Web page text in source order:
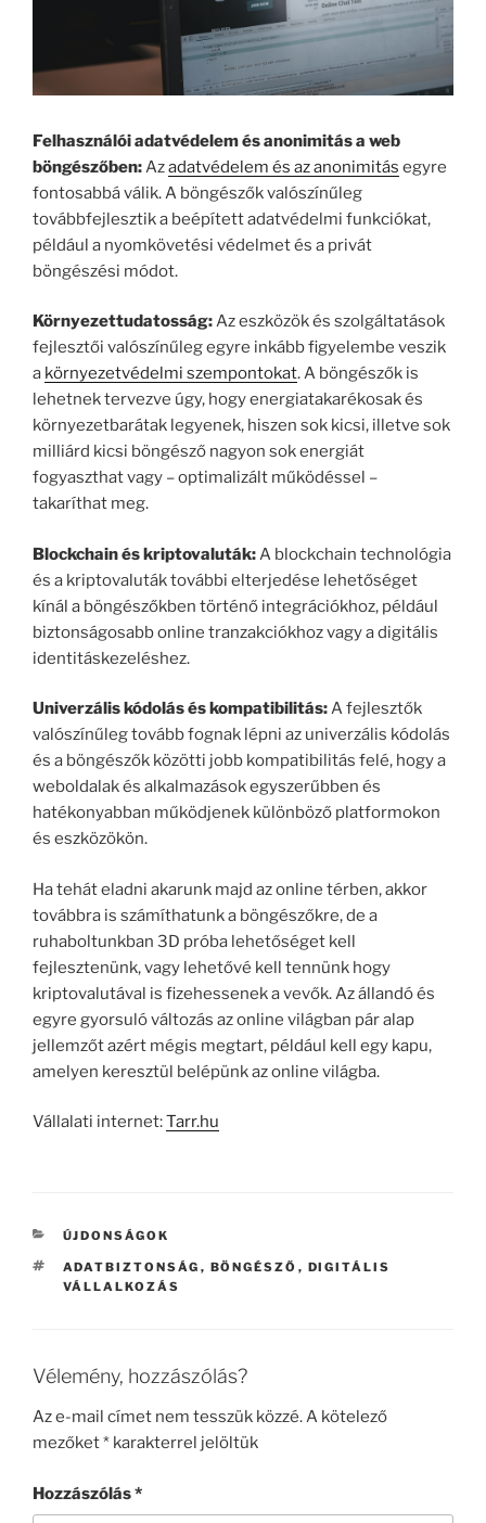
Felhasználói adatvédelem és anonimitás a web
böngészőben: Azadatvédelem és az anonimitás egyre
fontosabbá válik. A böngészők valószínűleg
továbbfejlesztik a beépített adatvédelmi funkciókat,
például a nyomkövetési védelmet és a privát
böngészési módot.
Környezettudatosság:Az eszközök és szolgáltatások
fejlesztői valószínűleg egyre inkább figyelembe veszik
a környezetvédelmi szempontokat. A böngészők is
lehetnek tervezve úgy, hogy energiatakarékosak és
környezetbarátak legyenek, hiszen sok kicsi, illetve sok
milliárd kicsi böngésző nagyon sok energiát
fogyaszthat vagy – optimalizált működéssel –
takaríthat meg.
Blockchain és kriptovaluták: A blockchain technológia
és a kriptovaluták további elterjedése lehetőséget
kínál a böngészőkben történő integrációkhoz, például
biztonságosabb online tranzakciókhoz vagy a digitális
identitáskezeléshez.
Univerzális kódolás és kompatibilitás:A fejlesztők
valószínűleg tovább fognak lépni az univerzális kódolás
és a böngészők közötti jobb kompatibilitás felé, hogy a
weboldalak és alkalmazások egyszerűbben és
hatékonyabban működjenek különböző platformokon
és eszközökön.
Ha tehát eladni akarunk majd az online térben, akkor
továbbra is számíthatunk a böngészőkre, de a
ruhaboltunkban 3D próba lehetőséget kell
fejlesztenünk, vagy lehetővé kell tennünk hogy
kriptovalutával is fizehessenek a vevők. Az állandó és
egyre gyorsuló változás az online világban pár alap
jellemzőt azért mégis megtart, például kell egy kapu,
amelyen keresztül belépünk az online világba.
Vállalati internet:Tarr.hu
KATEGÓRIÁK
ÚJDONSÁGOK
CÍMKÉK
ADATBIZTONSÁG , BÖNGÉSZŐ , DIGITÁLIS
VÁLLALKOZÁS
Vélemény, hozzászólás?
Az e-mail címet nem tesszük közzé.A kötelező
mezőket* karakterrel jelöltük
Hozzászólás*